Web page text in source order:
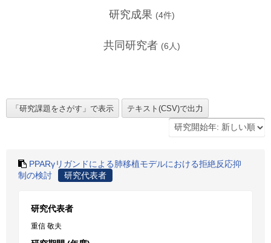
研究成果 (4件)
共同研究者 (6 人)
PPARγリガンドによる肺移植モデルにおける拒絶反応抑
制の検討
研究代表者
研究代表者
重信 敬夫